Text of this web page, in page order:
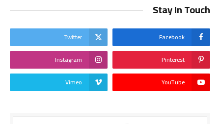
Stay In Touch
Facebook
Twitter
Pinterest
Instagram
YouTube
Vimeo